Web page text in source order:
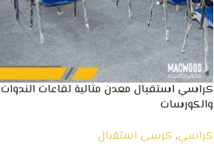
كراسي استقبال معدن مثالية لقاعات الندوات
والكورسات
كراسي, كرسى استقبال